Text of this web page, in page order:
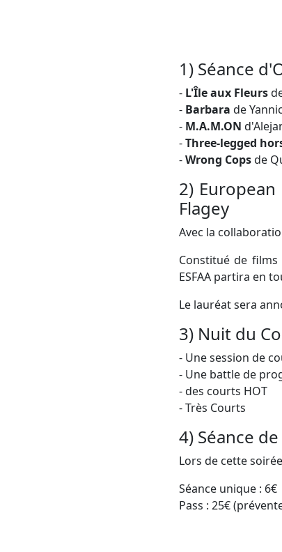
1) Séance
- L'Île aux Fleurs
- Barbara de
- M.A.M.ON
-Three-legged
-Wrong Copsde
2)
Flagey
Avec la
Constitué de
ESFAA partira en
Le lauréat sera
3) Nuit du
- Une session de
- Une battle de
- des courts HOT
- Très Courts
4) Séance
Lors de cette
Séance unique : 6€
Pass : 25€